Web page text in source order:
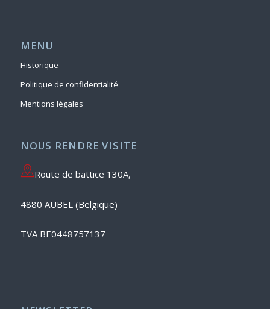
MENU
Historique
Politique de confidentialité
Mentions légales
NOUS RENDRE VISITE
Route de battice 130A,
4880 AUBEL (Belgique)
TVA BE0448757137